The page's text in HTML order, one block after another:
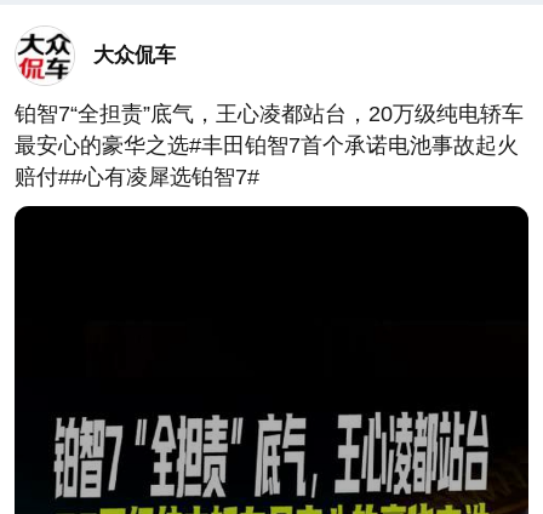
大众侃车
铂智7“全担责”底气，王心凌都站台，20万级纯电轿车
最安心的豪华之选#丰田铂智7首个承诺电池事故起火
赔付##心有凌犀选铂智7#